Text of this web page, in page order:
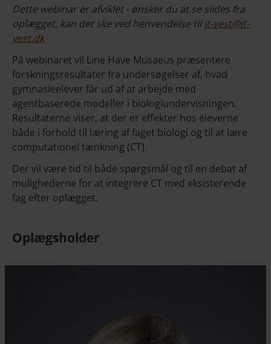
Dette webinar er afviklet - ønsker du at se slides fra
oplægget, kan det ske ved henvendelse tilit-vest@it-
vest.dk
På webinaret vil Line Have Musaeus præsentere
forskningsresultater fra undersøgelser af, hvad
gymnasieelever får ud af at arbejde med
agentbaserede modeller i biologiundervisningen.
Resultaterne viser, at der er effekter hos eleverne
både i forhold til læring af faget biologi og til at lære
computationel tænkning (CT).
Der vil være tid til både spørgsmål og til en debat af
mulighederne for at integrere CT med eksisterende
fag efter oplægget.
Oplægsholder